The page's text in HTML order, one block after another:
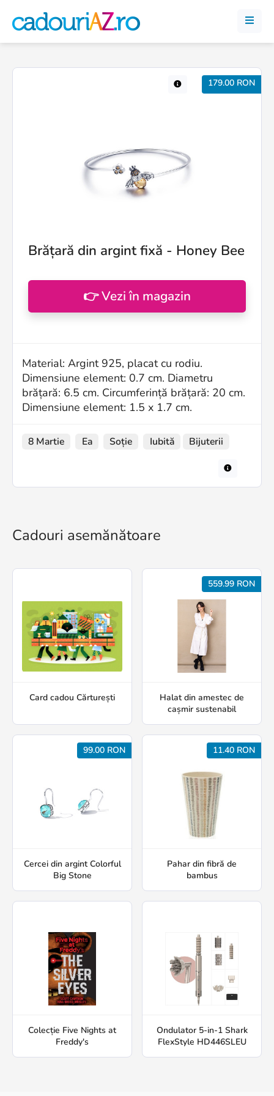
179.00 RON
Brățară din argint fixă - Honey Bee
👉 Vezi în magazin
Material: Argint 925, placat cu rodiu.
Dimensiune element: 0.7 cm. Diametru
brățară: 6.5 cm. Circumferință brățară: 20 cm.
Dimensiune element: 1.5 x 1.7 cm.
8 Martie Ea Soție Iubită Bijuterii
Cadouri asemănătoare
Card cadou Cărturești
559.99 RON
Halat din amestec de
cașmir sustenabil
99.00 RON
Cercei din argint Colorful
Big Stone
11.40 RON
Pahar din fibră de
bambus
Colecție Five Nights at
Freddy's
Ondulator 5-in-1 Shark
FlexStyle HD446SLEU